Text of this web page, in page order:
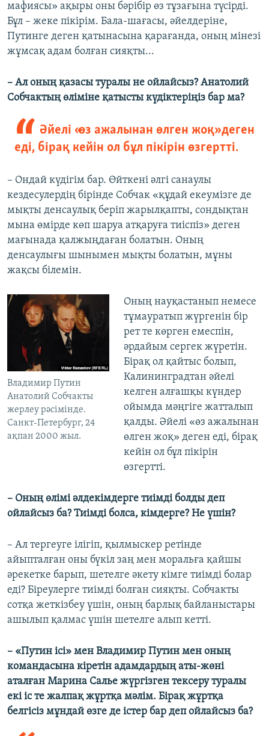
мафиясы» ақыры оны бәрібір өз тұзағына түсірді.
Бұл – жеке пікірім. Бала-шағасы, әйелдеріне,
Путинге деген қатынасына қарағанда, оның мінезі
жұмсақ адам болған сияқты...
– Ал оның қазасы туралы не ойлайсыз? Анатолий
Собчактың өліміне қатысты күдіктеріңіз бар ма?
Әйелі «өз ажалынан өлген жоқ» деген
еді, бірақ кейін ол бұл пікірін өзгертті.
– Ондай күдігім бар. Өйткені әлгі санаулы
кездесулердің бірінде Собчак «құдай екеумізге де
мықты денсаулық беріп жарылқапты, сондықтан
мына өмірде көп шаруа атқаруға тиіспіз» деген
мағынада қалжыңдаған болатын. Оның
денсаулығы шынымен мықты болатын, мұны
жақсы білемін.
Владимир Путин
Анатолий Собчакты
жерлеу рәсімінде.
Санкт-Петербург, 24
ақпан 2000 жыл.
Оның науқастанып немесе
тұмауратып жүргенін бір
рет те көрген емеспін,
әрдайым сергек жүретін.
Бірақ ол қайтыс болып,
Калининградтан әйелі
келген алғашқы күндер
ойымда мәңгіге жатталып
қалды. Әйелі «өз ажалынан
өлген жоқ» деген еді, бірақ
кейін ол бұл пікірін
өзгертті.
– Оның өлімі әлдекімдерге тиімді болды деп
ойлайсыз ба? Тиімді болса, кімдерге? Не үшін?
– Ал тергеуге ілігіп, қылмыскер ретінде
айыпталған оны бүкіл заң мен моральға қайшы
әрекетке барып, шетелге әкету кімге тиімді болар
еді? Біреулерге тиімді болған сияқты. Собчакты
сотқа жеткізбеу үшін, оның барлық байланыстары
ашылып қалмас үшін шетелге алып кетті.
– «Путин ісі» мен Владимир Путин мен оның
командасына кіретін адамдардың аты-жөні
аталған Марина Салье жүргізген тексеру туралы
екі іс те жалпақ жұртқа мәлім. Бірақ жұртқа
белгісіз мұндай өзге де істер бар деп ойлайсыз ба?